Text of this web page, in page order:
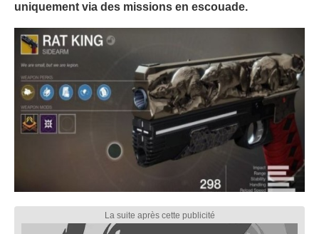
uniquement via des missions en escouade.